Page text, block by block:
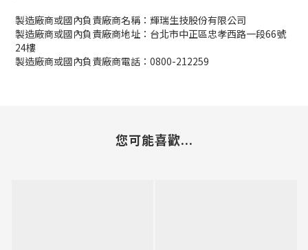
製造廠商或國內負責廠商名稱：輝瑞生技股份有限公司
製造廠商或國內負責廠商地址：台北市中正區忠孝西路一段66號
24樓
製造廠商或國內負責廠商電話：0800-212259
您可能喜歡...